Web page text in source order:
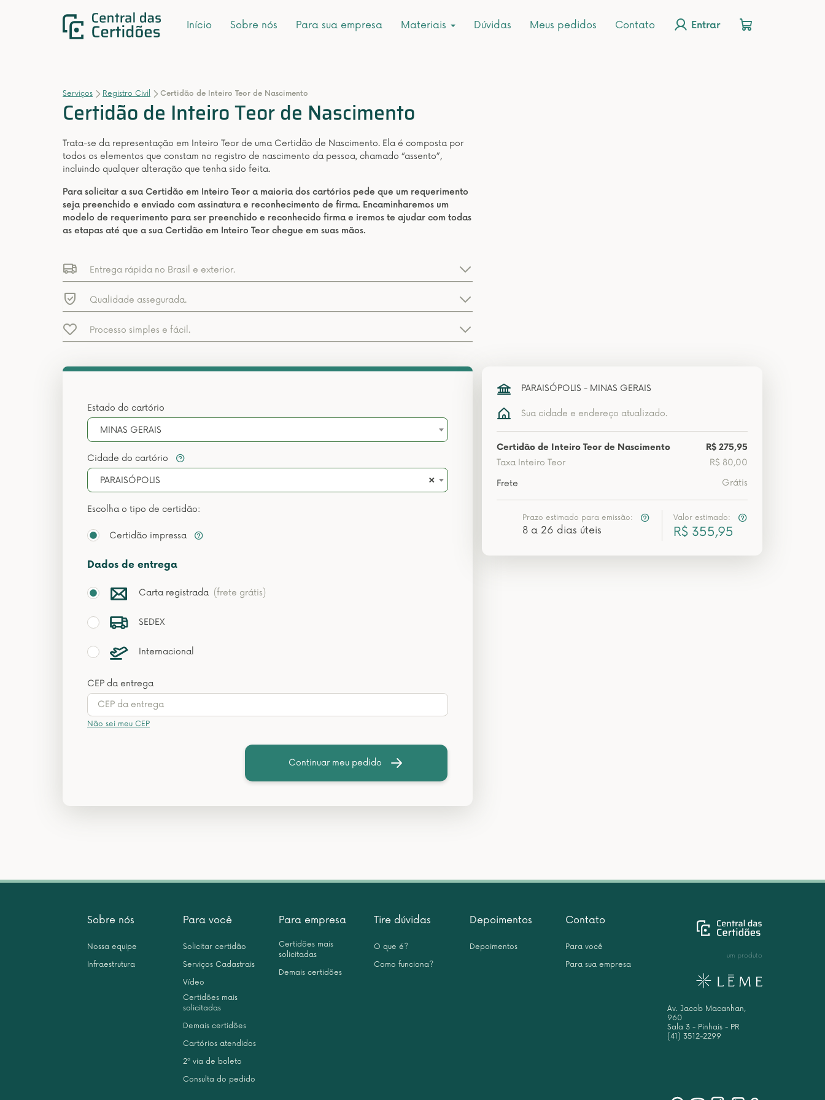
Início Sobre nós Para sua empresa Materiais Dúvidas Meus pedidos Contato Entrar
Serviços Registro Civil Certidão de Inteiro Teor de Nascimento
Certidão de Inteiro Teor de Nascimento
Trata-se da representação em Inteiro Teor de uma Certidão de Nascimento. Ela é composta por
todos os elementos que constam no registro de nascimento da pessoa, chamado “assento”,
incluindo qualquer alteração que tenha sido feita.
Para solicitar a sua Certidão em Inteiro Teor a maioria dos cartórios pede que um requerimento
seja preenchido e enviado com assinatura e reconhecimento de firma. Encaminharemos um
modelo de requerimento para ser preenchido e reconhecido firma e iremos te ajudar com todas
as etapas até que a sua Certidão em Inteiro Teor chegue em suas mãos.
Entrega rápida no Brasil e exterior.
Qualidade assegurada.
Processo simples e fácil.
Estado do cartório
MINAS GERAIS
Cidade do cartório
×
PARAISÓPOLIS
Escolha o tipo de certidão:
Certidão impressa
Dados de entrega
Carta registrada (frete grátis)
SEDEX
Internacional
CEP da entrega
Não sei meu CEP
Continuar meu pedido
PARAISÓPOLIS - MINAS GERAIS
Sua cidade e endereço atualizado.
Certidão de Inteiro Teor de Nascimento
R$ 275,95
Taxa Inteiro Teor
R$ 80,00
Frete
Grátis
Prazo estimado para emissão:
8 a 26 dias úteis
Valor estimado:
R$ 355,95
Sobre nós
Nossa equipe
Infraestrutura
Para você
Solicitar certidão
Serviços Cadastrais
Vídeo
Certidões mais
solicitadas
Demais certidões
Cartórios atendidos
2ª via de boleto
Consulta do pedido
Para empresa
Certidões mais
solicitadas
Demais certidões
Tire dúvidas
O que é?
Como funciona?
Depoimentos
Depoimentos
Contato
Para você
Para sua empresa
um produto
Av. Jacob Macanhan,
960
Sala 3 - Pinhais - PR
(41) 3512-2299